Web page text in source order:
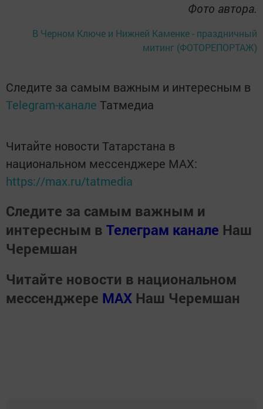
Фото автора.
В Черном Ключе и Нижней Каменке - праздничный
митинг (ФОТОРЕПОРТАЖ)
Следите за самым важным и интересным в
Telegram-канале Татмедиа
Читайте новости Татарстана в
национальном мессенджере MАХ:
https://max.ru/tatmedia
Следите за самым важным и
интересным в Телеграм канале Наш
Черемшан
Читайте новости в национальном
мессенджере MАХ Наш Черемшан